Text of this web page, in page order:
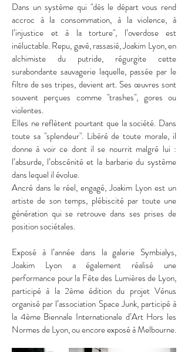
Dans un système qui "dès le départ vous rend
accroc à la consommation, à la violence, à
l’injustice et à la torture", l’overdose est
inéluctable. Repu, gavé, rassasié, Joakim Lyon, en
alchimiste du putride, régurgite cette
surabondante sauvagerie laquelle, passée par le
filtre de ses tripes, devient art. Ses œuvres sont
souvent perçues comme "trashes", gores ou
violentes.
Elles ne reflètent pourtant que la société. Dans
toute sa "splendeur". Libéré de toute morale, il
donne à voir ce dont il se nourrit malgré lui :
l’absurde, l’obscénité et la barbarie du système
dans lequel il évolue.
Ancré dans le réel, engagé, Joakim Lyon est un
artiste de son temps, plébiscité par toute une
génération qui se retrouve dans ses prises de
position sociétales.
Exposé à l’année dans la galerie Symbialys,
Joakim Lyon a également réalisé une
performance pour la Fête des Lumières de Lyon,
participé à la 2ème édition du projet Vénus
organisé par l’association Space Junk, participé à
la 4ème Biennale Internationale d’Art Hors les
Normes de Lyon, ou encore exposé à Melbourne.